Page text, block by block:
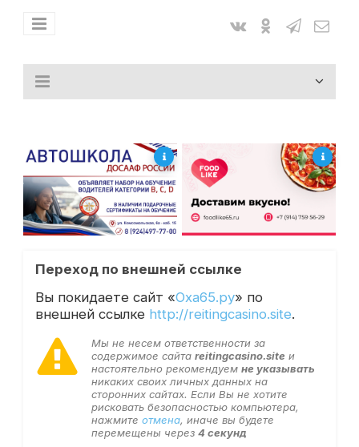
Переход по внешней ссылке
Вы покидаете сайт «Оха65.ру» по
внешней ссылке http://reitingcasino.site.
Мы не несем ответственности за
содержимое сайта reitingcasino.site и
настоятельно рекомендуем не указывать
никаких своих личных данных на
сторонних сайтах. Если Вы не хотите
рисковать безопасностью компьютера,
нажмите отмена, иначе вы будете
перемещены через 3секунд